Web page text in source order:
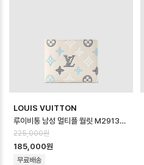
LOUIS VUITTON
루이비통 남성 멀티플 월릿 M29136 - Louis vuitton Mens Multipl…
225,000원
185,000원
무료배송